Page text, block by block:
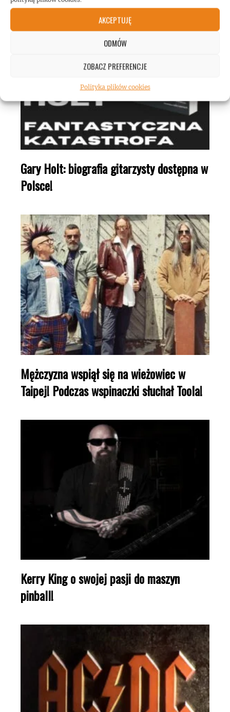
AKCEPTUJĘ
ODMÓW
ZOBACZ PREFERENCJE
Polityka plików cookies
Gary Holt: biografia gitarzysty dostępna w
Polsce!
Mężczyzna wspiął się na wieżowiec w
Taipej! Podczas wspinaczki słuchał Toola!
Kerry King o swojej pasji do maszyn
pinball!